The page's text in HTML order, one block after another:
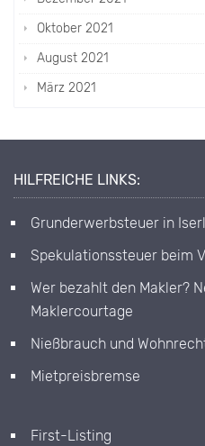
Oktober 2021
August 2021
März 2021
HILFREICHE LINKS:
Grunderwerbsteuer in
Spekulationssteuer beim
Wer bezahlt den Makler?
Maklercourtage
Nießbrauch und
Mietpreisbremse
First-Listing